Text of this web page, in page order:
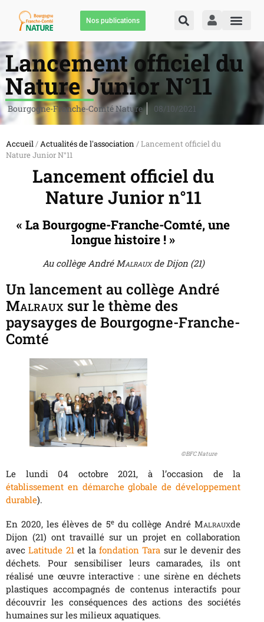
Nos publications
Lancement officiel du
Nature Junior N°11
Bourgogne-Franche-Comté Nature 08/10/2021
Accueil/Actualités de l'association / Lancement officiel du
Nature Junior N°11
Lancement officiel du
Nature Junior n°11
« La Bourgogne-Franche-Comté, une
longue histoire ! »
Au collège AndréMalrauxde Dijon (21)
Un lancement au collège André
Malraux sur le thème des
paysayges de Bourgogne-Franche-
Comté
©BFC Nature
Le lundi 04 octobre 2021, à l’occasion de la
établissement en démarche globale de développement
durable).
En 2020, les élèves de 5edu collège AndréMalrauxde
Dijon (21) ont travaillé sur un projet en collaboration
avecLatitude 21et lafondation Tara sur le devenir des
déchets. Pour sensibiliser leurs camarades, ils ont
réalisé une œuvre interactive : une sirène en déchets
plastiques accompagnés de contenus interactifs pour
découvrir les conséquences des actions des sociétés
humaines sur les milieux aquatiques.